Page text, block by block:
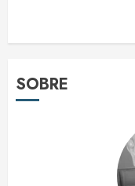
SOBRE